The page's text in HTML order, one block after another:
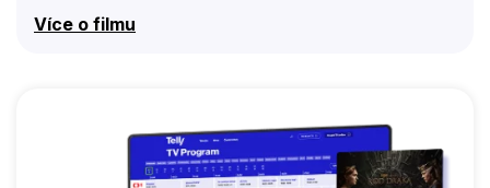
laboratoř, páchat zločiny a posléze kvůli přežití i
Více o filmu